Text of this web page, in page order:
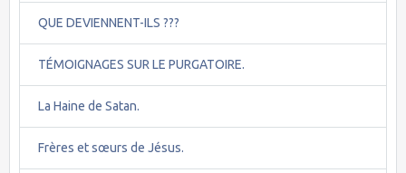
QUE DEVIENNENT-ILS ???
TÉMOIGNAGES SUR LE PURGATOIRE.
La Haine de Satan.
Frères et sœurs de Jésus.